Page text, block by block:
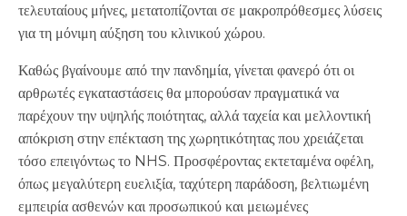
τελευταίους μήνες, μετατοπίζονται σε μακροπρόθεσμες λύσεις
για τη μόνιμη αύξηση του κλινικού χώρου.
Καθώς βγαίνουμε από την πανδημία, γίνεται φανερό ότι οι
αρθρωτές εγκαταστάσεις θα μπορούσαν πραγματικά να
παρέχουν την υψηλής ποιότητας, αλλά ταχεία και μελλοντική
απόκριση στην επέκταση της χωρητικότητας που χρειάζεται
τόσο επειγόντως το NHS. Προσφέροντας εκτεταμένα οφέλη,
όπως μεγαλύτερη ευελιξία, ταχύτερη παράδοση, βελτιωμένη
εμπειρία ασθενών και προσωπικού και μειωμένες